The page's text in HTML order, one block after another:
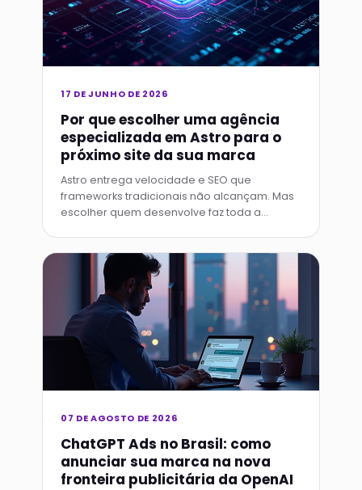
17 DE JUNHO DE 2026
Por que escolher uma agência
especializada em Astro para o
próximo site da sua marca
Astro entrega velocidade e SEO que
frameworks tradicionais não alcançam. Mas
escolher quem desenvolve faz toda a
07 DE AGOSTO DE 2026
ChatGPT Ads no Brasil: como
anunciar sua marca na nova
fronteira publicitária da OpenAI